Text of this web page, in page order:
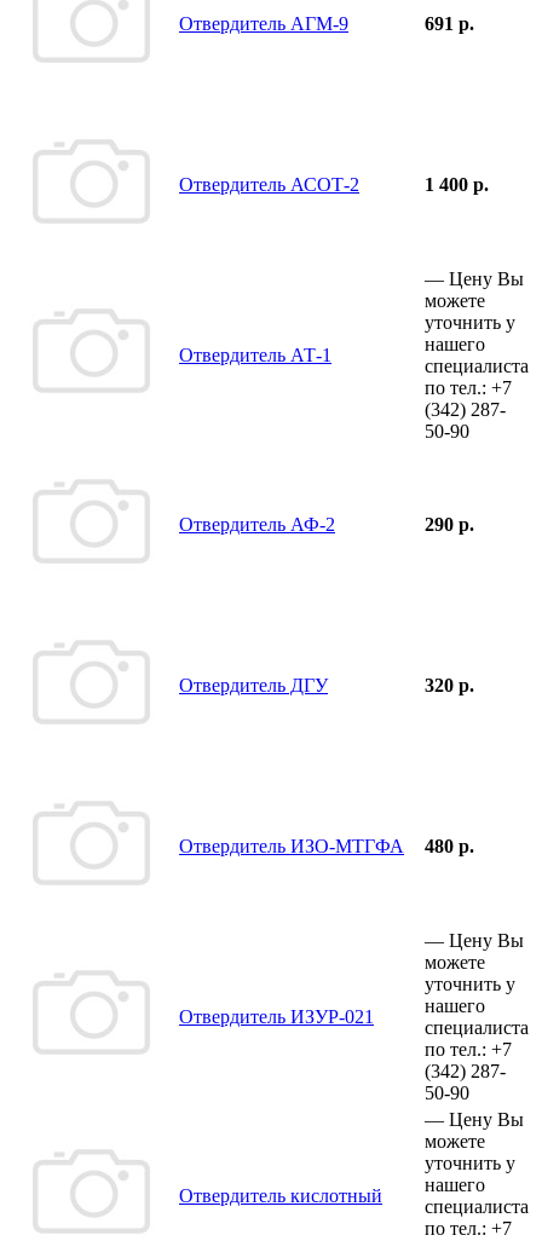
Отвердитель АГМ-9 691 р.
Отвердитель АСОТ-2 1 400 р.
Отвердитель АТ-1
— Цену Вы
можете
уточнить у
нашего
специалиста
по тел.: +7
(342) 287-
50-90
Отвердитель АФ-2 290 р.
Отвердитель ДГУ 320 р.
Отвердитель ИЗО-МТГФА 480 р.
Отвердитель ИЗУР-021
— Цену Вы
можете
уточнить у
нашего
специалиста
по тел.: +7
(342) 287-
50-90
Отвердитель кислотный
— Цену Вы
можете
уточнить у
нашего
специалиста
по тел.: +7